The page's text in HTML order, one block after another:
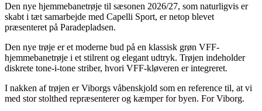
Den nye hjemmebanetrøje til sæsonen 2026/27, som naturligvis er
skabt i tæt samarbejde med Capelli Sport, er netop blevet
præsenteret på Paradepladsen.
Den nye trøje er et moderne bud på en klassisk grøn VFF-
hjemmebanetrøje i et stilrent og elegant udtryk. Trøjen indeholder
diskrete tone-i-tone striber, hvori VFF-kløveren er integreret.
I nakken af trøjen er Viborgs våbenskjold som en reference til, at vi
med stor stolthed repræsenterer og kæmper for byen. For Viborg.